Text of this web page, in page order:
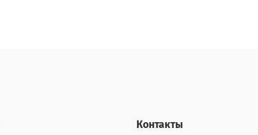
Контакты